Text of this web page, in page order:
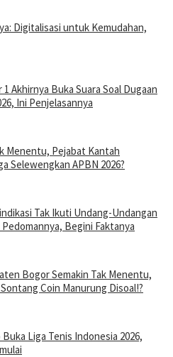
Digitalisasi untuk Kemudahan,
Akhirnya Buka Suara Soal Dugaan
Ini Penjelasannya
Menentu, Pejabat Kantah
Selewengkan APBN 2026?
Tak Ikuti Undang-Undangan
Begini Faktanya
Bogor Semakin Tak Menentu,
Coin Manurung Disoal!?
Liga Tenis Indonesia 2026,